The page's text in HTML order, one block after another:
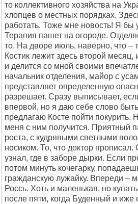
то коллективного хозяйства на
хлопцев о местных порядках.
работать. Тоже мне новость! Я бы
Терапия пашет на огороде.
то. На дворе июль, наверно, что –
Костик лежит здесь второй
и делится со мной своими
начальник отделения, майор с
представляет определенную
разрешает. Сразу выписывает,
впервой, но я даю себе слово
предлагаю Косте пойти покурить.
меня с ним получится. Приятный
роста, с кудрявыми светлыми
носиком. То, что доктор
узнал, где в заборе дырки. Если
потом минуть кочегарку,
гражданскую лужайку. Впереди –
Россь. Хоть и маленькая, но
после пяти, когда Буденный и иже